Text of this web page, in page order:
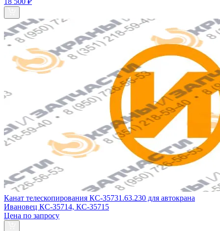
Канат телескопирования КС-35731.63.230 для автокрана
Ивановец КС-35714, КС-35715
Цена по запросу